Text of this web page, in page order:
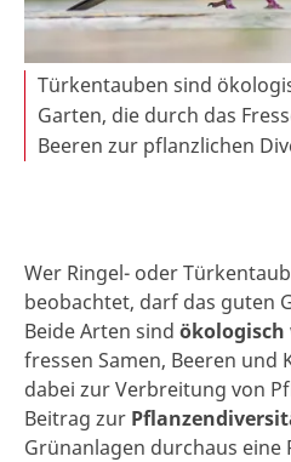
Türkentauben sind
Garten, die durch das
Beeren zur pflanzlichen
Wer Ringel- oder
beobachtet, darf das guten
Beide Arten sind ökologisch
fressen Samen, Beeren und
dabei zur Verbreitung von
Beitrag zur
Grünanlagen durchaus eine